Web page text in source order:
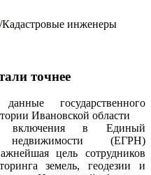
/Кадастровые инженеры
точнее
государственного
Ивановской области
включения в Единый
недвижимости (ЕГРН)
цель сотрудников
земель, геодезии и